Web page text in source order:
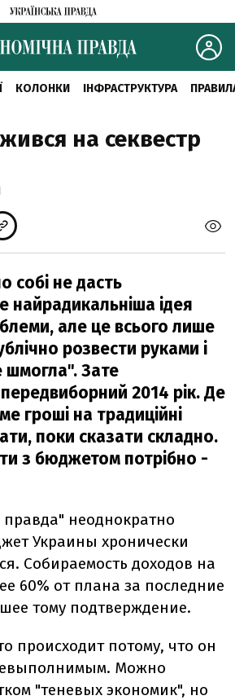
КОЛОНКИ ІНФРАСТРУКТУРА
на секвестр
собі не дасть
найрадикальніша ідея
але це всього лише
розвести руками і
шмогла". Зате
2014 рік. Де
гроші на традиційні
поки сказати складно.
з бюджетом потрібно -
неоднократно
Украины хронически
Собираемость доходов на
60% от плана за последние
тому подтверждение.
происходит потому, что он
Можно
"теневых экономик", но